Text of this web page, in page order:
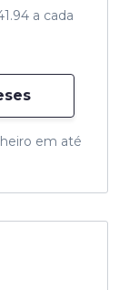
a cada
em até